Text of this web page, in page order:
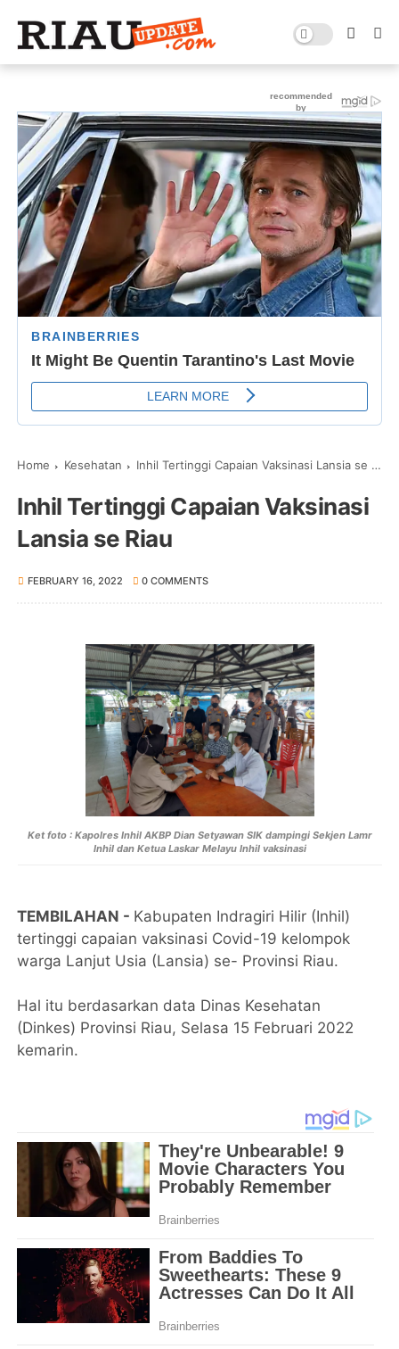
Home Kesehatan Inhil Tertinggi Capaian Vaksinasi Lansia se Riau
Inhil Tertinggi Capaian Vaksinasi
Lansia se Riau
FEBRUARY 16, 2022 0 COMMENTS
Ket foto : Kapolres Inhil AKBP Dian Setyawan SIK dampingi Sekjen Lamr
Inhil dan Ketua Laskar Melayu Inhil vaksinasi
TEMBILAHAN - Kabupaten Indragiri Hilir (Inhil)
tertinggi capaian vaksinasi Covid-19 kelompok
warga Lanjut Usia (Lansia) se- Provinsi Riau.
Hal itu berdasarkan data Dinas Kesehatan
(Dinkes) Provinsi Riau, Selasa 15 Februari 2022
kemarin.